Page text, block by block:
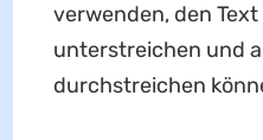
verwenden, den
unterstreichen und
durchstreichen